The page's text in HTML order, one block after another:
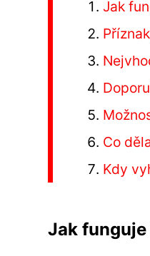
Jak
Co
Kdy
Jak